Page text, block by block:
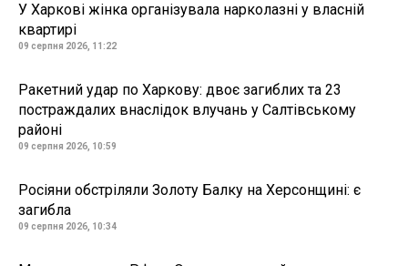
У Харкові жінка організувала нарколазні у власній
квартирі
09 серпня 2026, 11:22
Ракетний удар по Харкову: двоє загиблих та 23
постраждалих внаслідок влучань у Салтівському
районі
09 серпня 2026, 10:59
Росіяни обстріляли Золоту Балку на Херсонщині: є
загибла
09 серпня 2026, 10:34